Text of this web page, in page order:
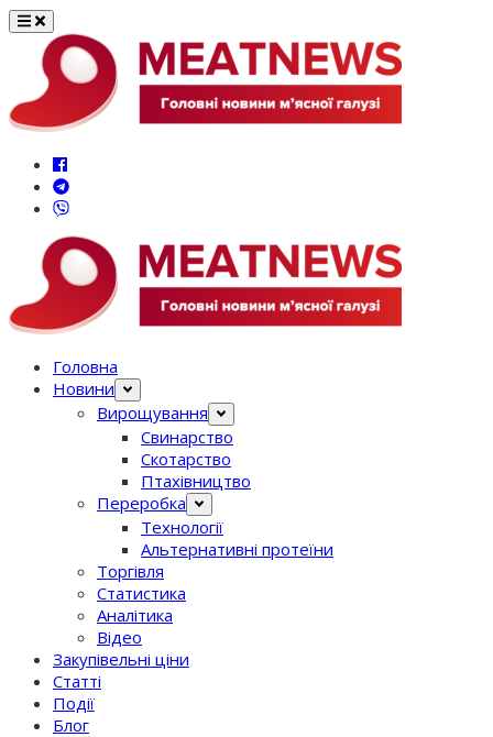
Перейти
вмісту
Головна
Новини
Вирощування
Свинарство
Скотарство
Птахівництво
Переробка
Технології
Альтернативні протеїни
Торгівля
Статистика
Аналітика
Відео
Закупівельні ціни
Статті
Події
Блог